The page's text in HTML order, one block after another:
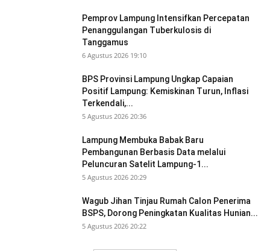
Pemprov Lampung Intensifkan Percepatan
Penanggulangan Tuberkulosis di
Tanggamus
6 Agustus 2026 19:10
BPS Provinsi Lampung Ungkap Capaian
Positif Lampung: Kemiskinan Turun, Inflasi
Terkendali,...
5 Agustus 2026 20:36
Lampung Membuka Babak Baru
Pembangunan Berbasis Data melalui
Peluncuran Satelit Lampung-1...
5 Agustus 2026 20:29
Wagub Jihan Tinjau Rumah Calon Penerima
BSPS, Dorong Peningkatan Kualitas Hunian...
5 Agustus 2026 20:22